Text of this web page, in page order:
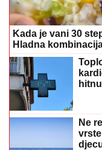
Kada je vani 30
Hladna
Ne